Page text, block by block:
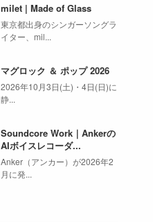
milet | Made of Glass
東京都出身のシンガーソングラ
イター、mil...
マグロック ＆ ポップ 2026
2026年10月3日(土)・4日(日)に
静...
Soundcore Work｜Ankerの
AIボイスレコーダ...
Anker（アンカー）が2026年2
月に発...